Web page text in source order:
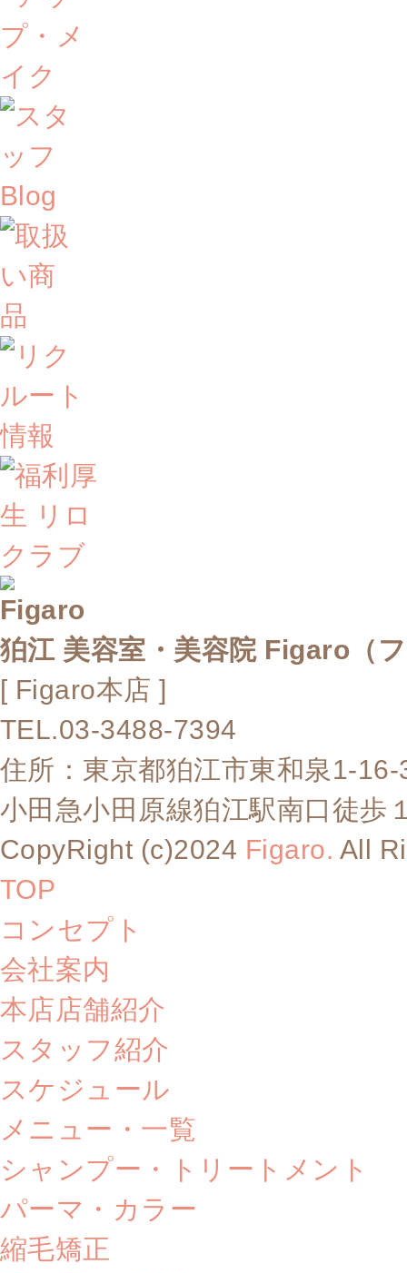
狛江 美容室・美容院 Figaro（
[ Figaro本店 ]
TEL.03-3488-7394
住所：東京都狛江市東和泉1-16-
小田急小田原線狛江駅南口徒歩
CopyRight (c)2024 Figaro. All
TOP
コンセプト
会社案内
本店店舗紹介
スタッフ紹介
スケジュール
メニュー・一覧
シャンプー・トリートメント
パーマ・カラー
縮毛矯正